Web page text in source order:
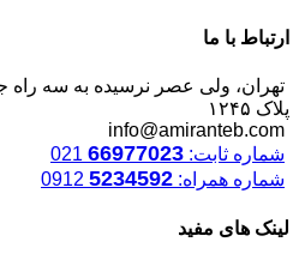
ارتباط با ما
تهران، ولی عصر نرسیده به سه
پلاک ۱۲۴۵
info@amiranteb.com
شماره ثابت: 66977023
شماره همراه: 5234592
لینک های مفید